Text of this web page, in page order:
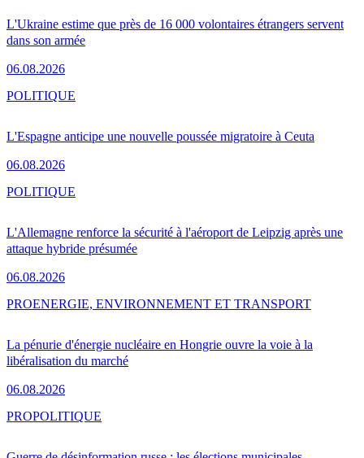
L'Ukraine estime que près de 16 000 volontaires étrangers servent
dans son armée
06.08.2026
L'Espagne anticipe une nouvelle poussée migratoire à Ceuta
06.08.2026
POLITIQUE
L'Allemagne renforce la sécurité à l'aéroport de Leipzig après une
attaque hybride présumée
06.08.2026
POLITIQUE
La pénurie d'énergie nucléaire en Hongrie ouvre la voie à la
libéralisation du marché
06.08.2026
PROENERGIE, ENVIRONNEMENT ET TRANSPORT
PROPOLITIQUE